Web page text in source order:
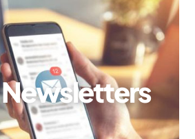
Newsletters